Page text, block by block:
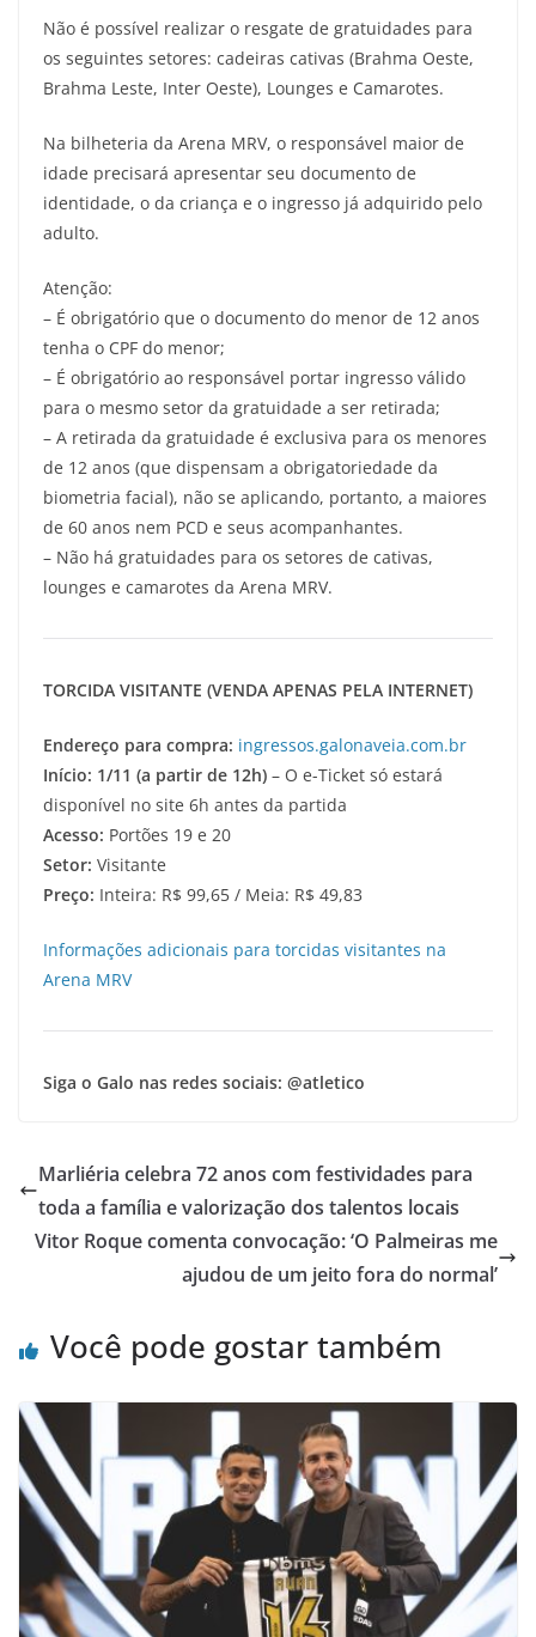
Não é possível realizar o resgate de gratuidades para
os seguintes setores: cadeiras cativas (Brahma Oeste,
Brahma Leste, Inter Oeste), Lounges e Camarotes.
Na bilheteria da Arena MRV, o responsável maior de
idade precisará apresentar seu documento de
identidade, o da criança e o ingresso já adquirido pelo
adulto.
Atenção:
– É obrigatório que o documento do menor de 12 anos
tenha o CPF do menor;
– É obrigatório ao responsável portar ingresso válido
para o mesmo setor da gratuidade a ser retirada;
– A retirada da gratuidade é exclusiva para os menores
de 12 anos (que dispensam a obrigatoriedade da
biometria facial), não se aplicando, portanto, a maiores
de 60 anos nem PCD e seus acompanhantes.
– Não há gratuidades para os setores de cativas,
lounges e camarotes da Arena MRV.
TORCIDA VISITANTE (VENDA APENAS PELA INTERNET)
Endereço para compra: ingressos.galonaveia.com.br
Início: 1/11 (a partir de 12h) – O e-Ticket só estará
disponível no site 6h antes da partida
Acesso: Portões 19 e 20
Setor: Visitante
Preço: Inteira: R$ 99,65 / Meia: R$ 49,83
Informações adicionais para torcidas visitantes na
Arena MRV
Siga o Galo nas redes sociais: @atletico
Marliéria celebra 72 anos com festividades para
toda a família e valorização dos talentos locais
Vitor Roque comenta convocação: ‘O Palmeiras me
ajudou de um jeito fora do normal’
Você pode gostar também